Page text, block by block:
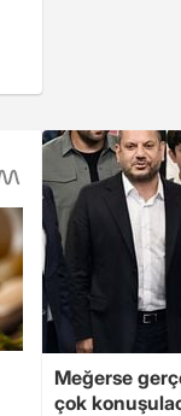
Meğerse
çok